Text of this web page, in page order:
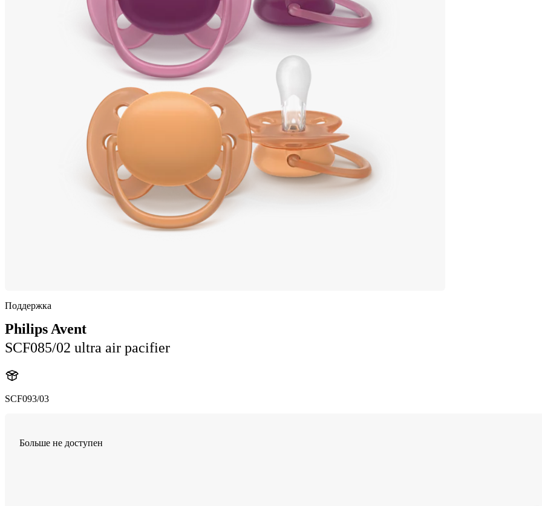
Поддержка
Philips Avent
SCF085/02 ultra air pacifier
SCF093/03
Больше не доступен